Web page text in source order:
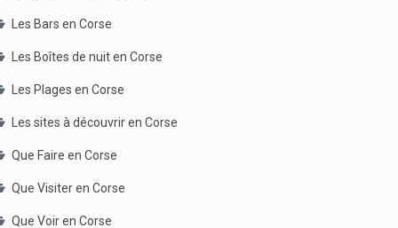
Les Bars en Corse
Les Boîtes de nuit en Corse
Les Plages en Corse
Les sites à découvrir en Corse
Que Faire en Corse
Que Visiter en Corse
Que Voir en Corse